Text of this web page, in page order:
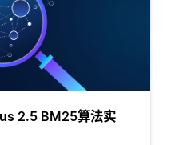
2.5 BM25算法实